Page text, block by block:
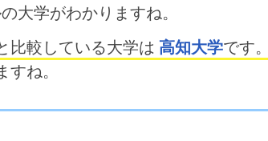
大学がわかりますね。
比較している大学は 高知大学です。
ね。